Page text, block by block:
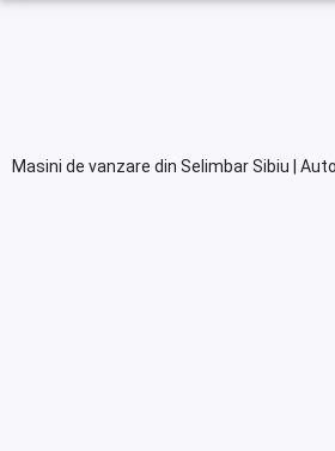
Masini de vanzare din Selimbar Sibiu |